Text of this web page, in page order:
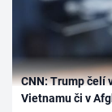
CNN: Trump čelí
Vietnamu či v